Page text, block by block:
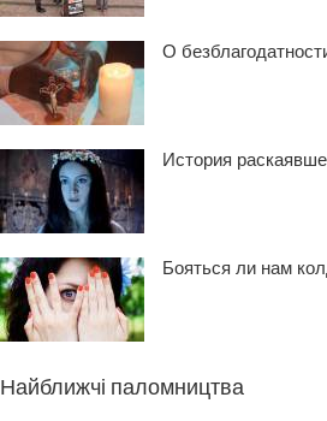
О
История
Бояться ли нам
Найближчі паломництва